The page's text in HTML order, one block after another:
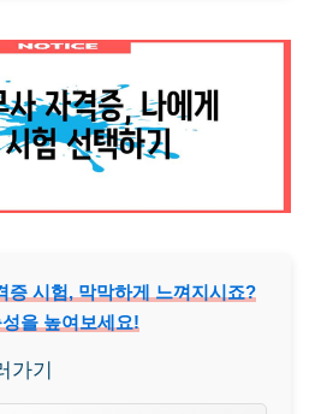
증 시험, 막막하게 느껴지시죠?
을 높여보세요!
가기